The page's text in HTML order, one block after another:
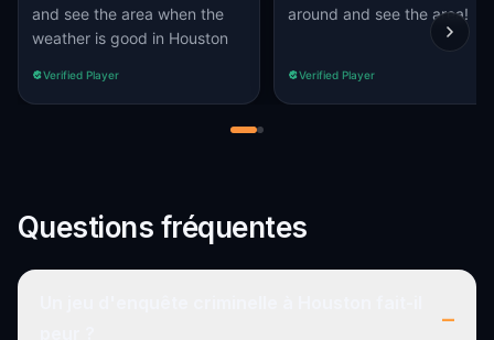
and see the area when the
weather is good in Houston
Verified Player
around and see the area!
Verified Player
Questions fréquentes
–